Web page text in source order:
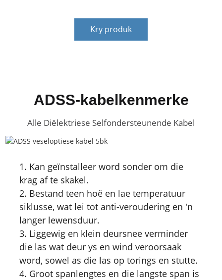
Kry produk
ADSS-kabelkenmerke
Alle Diëlektriese Selfondersteunende Kabel
1. Kan geïnstalleer word sonder om die
krag af te skakel.
2. Bestand teen hoë en lae temperatuur
siklusse, wat lei tot anti-veroudering en 'n
langer lewensduur.
3. Liggewig en klein deursnee verminder
die las wat deur ys en wind veroorsaak
word, sowel as die las op torings en stutte.
4. Groot spanlengtes en die langste span is